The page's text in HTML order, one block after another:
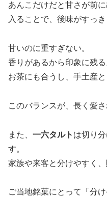
あんこだけだと甘さが前
入ることで、後味がすっき
甘いのに重すぎない。
香りがあるから印象に残る
お茶にも合うし、手土産と
このバランスが、長く愛さ
また、 一六タルト は切り
す。
家族や来客と分けやすく
ご当地銘菓にとって「分